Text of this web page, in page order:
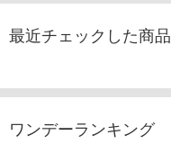
最近チェックした商品
ワンデーランキング